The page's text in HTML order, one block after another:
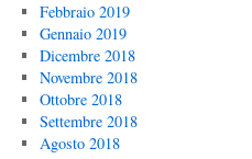
Febbraio 2019
Gennaio 2019
Dicembre 2018
Novembre 2018
Ottobre 2018
Settembre 2018
Agosto 2018